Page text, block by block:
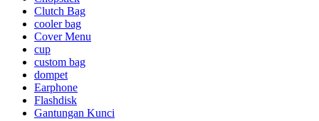
Clutch Bag
cooler bag
Cover Menu
cup
custom bag
dompet
Earphone
Flashdisk
Gantungan Kunci